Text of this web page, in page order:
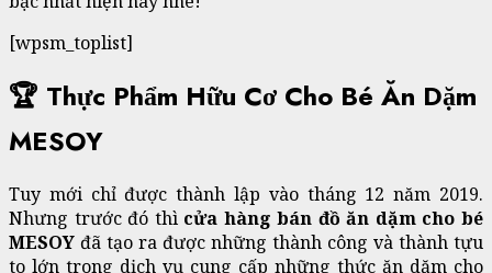
[wpsm_toplist]
🏆 Thực Phẩm Hữu Cơ Cho Bé Ăn Dặm
MESOY
Tuy mới chỉ được thành lập vào tháng 12 năm 2019.
Nhưng trước đó thì cửa hàng bán đồ ăn dặm cho bé
MESOY đã tạo ra được những thành công và thành tựu
to lớn trong dịch vụ cung cấp những thức ăn dặm cho